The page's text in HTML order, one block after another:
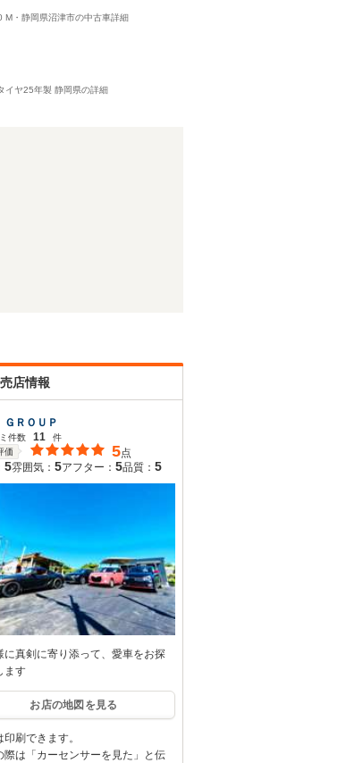
イヤ25年製 静岡県の詳細
M・静岡県沼津市の中古車詳細
店情報
ＲＯＵＰ
件数 11
件
価
5点
5雰囲気： 5アフター： 5品質： 5
に真剣に寄り添って、愛車をお探
ます
お店の地図を見る
印刷できます。
際は「カーセンサーを見た」と伝